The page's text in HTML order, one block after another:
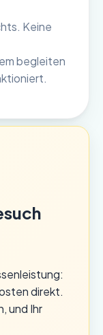
Keine
begleiten
direkt.
und Ihr